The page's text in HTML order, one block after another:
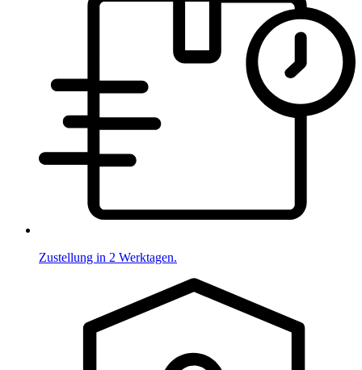
Zustellung in 2 Werktagen.